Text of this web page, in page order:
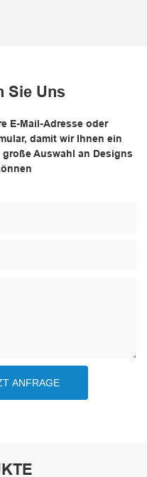
Sie Uns
E-Mail-Adresse oder
damit wir Ihnen ein
Auswahl an Designs
ANFRAGE